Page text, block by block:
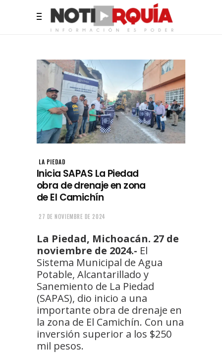
LA PIEDAD
Inicia SAPAS La Piedad
obra de drenaje en zona
de El Camichín
27 DE NOVIEMBRE DE 2024
La Piedad, Michoacán. 27 de
noviembre de 2024.- El
Sistema Municipal de Agua
Potable, Alcantarillado y
Sanemiento de La Piedad
(SAPAS), dio inicio a una
importante obra de drenaje en
la zona de El Camichín. Con una
inversión superior a los $250
mil pesos.